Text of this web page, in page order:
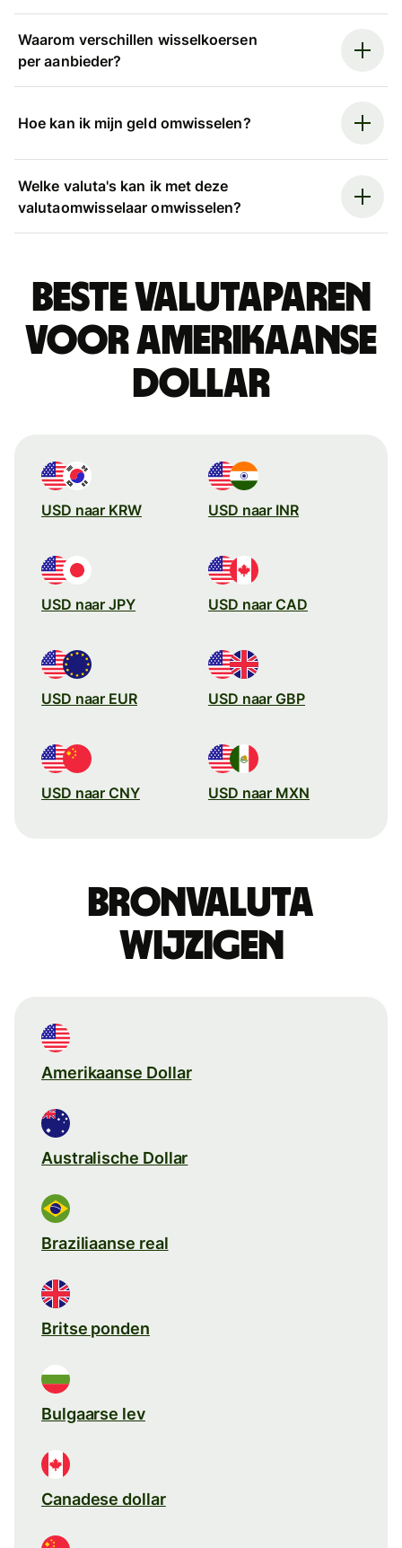
Waarom verschillen wisselkoersen
per aanbieder?
Hoe kan ik mijn geld omwisselen?
Welke valuta's kan ik met deze
valutaomwisselaar omwisselen?
Beste valutaparen
voor Amerikaanse
dollar
USD naar KRW USD naar INR
USD naar JPY USD naar CAD
USD naar EUR USD naar GBP
USD naar CNY USD naar MXN
Bronvaluta
wijzigen
Amerikaanse Dollar
Australische Dollar
Braziliaanse real
Britse ponden
Bulgaarse lev
Canadese dollar